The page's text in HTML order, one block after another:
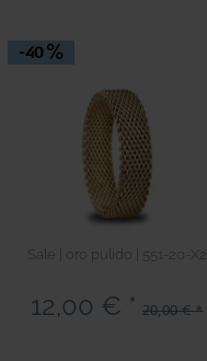
-40
Sale | oro pulido | 551-20-X2
12,00 € * 20,00 € *